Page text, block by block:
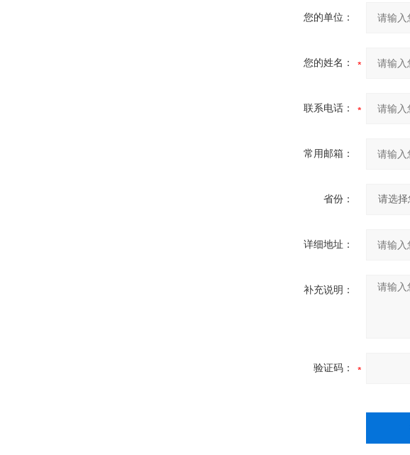
您的单位：
您的姓名：
联系电话：
常用邮箱：
省份：
详细地址：
补充说明：
验证码：